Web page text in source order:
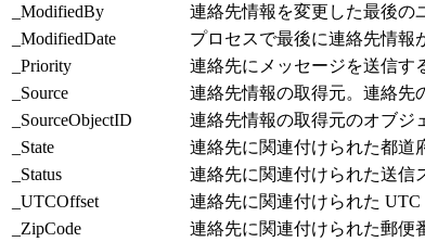
_ModifiedBy
連絡先情報を変更した最後の
_ModifiedDate
プロセスで最後に連絡先情報
_Priority
連絡先にメッセージを送信す
_Source
連絡先情報の取得元。連絡先
_SourceObjectID
連絡先情報の取得元のオブジ
_State
連絡先に関連付けられた都道
_Status
連絡先に関連付けられた送信
_UTCOffset
連絡先に関連付けられた UTC
_ZipCode
連絡先に関連付けられた郵便